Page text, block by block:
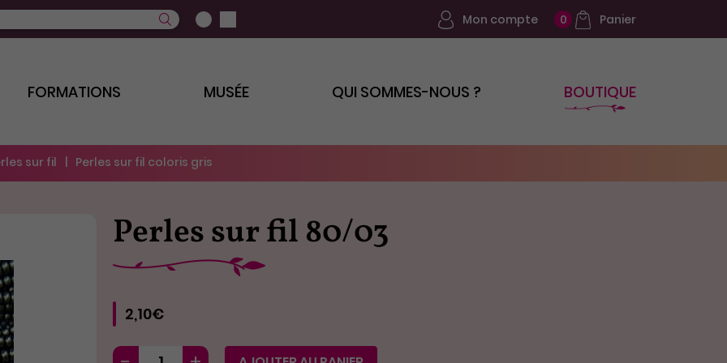
Mon compte 0 Panier
FORMATIONS MUSÉE QUI SOMMES-NOUS ? BOUTIQUE
sur fil Perles sur fil coloris gris
Perles sur fil 80/03
2,10€